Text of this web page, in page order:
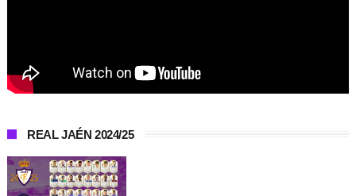
REAL JAÉN 2024/25